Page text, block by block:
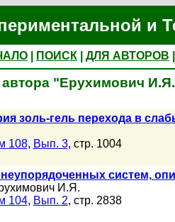
и
ПОИСК ДЛЯ АВТОРОВ
"Ерухимович
золь-гель перехода в
108, Вып. 3, стр. 1004
систем,
И.Я.
104, Вып. 2, стр. 2838